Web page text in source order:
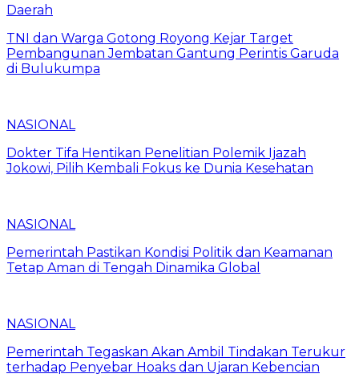
Daerah
TNI dan Warga Gotong Royong Kejar Target
Pembangunan Jembatan Gantung Perintis Garuda
di Bulukumpa
NASIONAL
Dokter Tifa Hentikan Penelitian Polemik Ijazah
Jokowi, Pilih Kembali Fokus ke Dunia Kesehatan
NASIONAL
Pemerintah Pastikan Kondisi Politik dan Keamanan
Tetap Aman di Tengah Dinamika Global
NASIONAL
Pemerintah Tegaskan Akan Ambil Tindakan Terukur
terhadap Penyebar Hoaks dan Ujaran Kebencian